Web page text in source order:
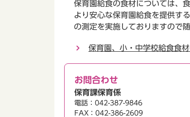
保育園給食の食材については、
より安心な保育園給食を提供す
の測定を実施しておりますので
保育園、小・中学校給食食
お問合わせ
保育課保育係
電話：042-387-9846
FAX：042-386-2609